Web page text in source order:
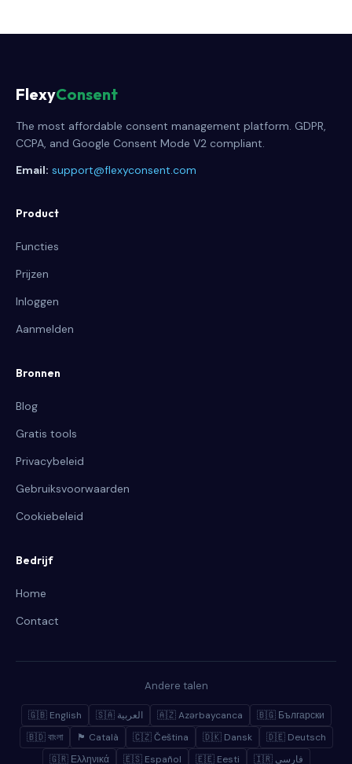
FlexyConsent
The most affordable consent management platform. GDPR,
CCPA, and Google Consent Mode V2 compliant.
Email: support@flexyconsent.com
Product
Functies
Prijzen
Inloggen
Aanmelden
Bronnen
Blog
Gratis tools
Privacybeleid
Gebruiksvoorwaarden
Cookiebeleid
Bedrijf
Home
Contact
Andere talen
🇬🇧 English 🇸🇦 العربية 🇦🇿 Azərbaycanca
🇧🇬 Български
🇧🇩 বাংলা
🏴 Català 🇨🇿 Čeština 🇩🇰 Dansk
🇩🇪 Deutsch
🇬🇷 Ελληνικά
🇪🇸 Español 🇪🇪 Eesti 🇮🇷 فارسی